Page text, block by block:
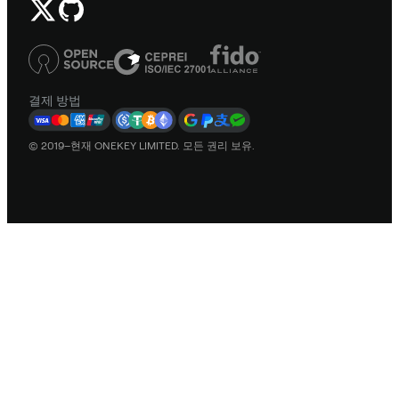
결제 방법
© 2019–현재 ONEKEY LIMITED. 모든 권리 보유.